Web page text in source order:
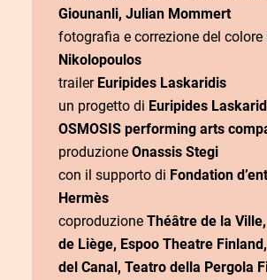
Giounanli, Julian Mommert
fotografia e correzione del colore
Nikolopoulos
trailer Euripides Laskaridis
un progetto di Euripides
OSMOSIS performing arts
produzione Onassis Stegi
con il supporto di Fondation
Hermès
coproduzione Théâtre de la
de Liège, Espoo Theatre
del Canal, Teatro della Pergola